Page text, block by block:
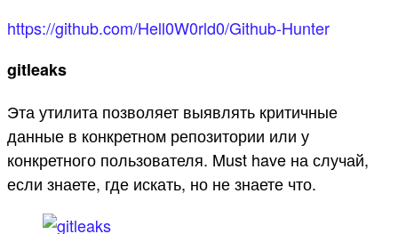
https://github.com/Hell0W0rld0/Github-Hunter
gitleaks
Эта утилита позволяет выявлять критичные
данные в конкретном репозитории или у
конкретного пользователя. Must have на случай,
если знаете, где искать, но не знаете что.